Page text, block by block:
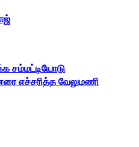
சம்மட்டியோடு
எச்சரித்த வேலுமணி